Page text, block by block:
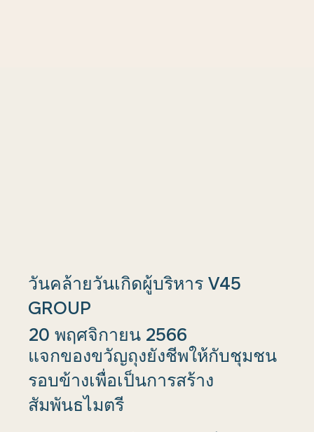
วันคล้ายวันเกิดผู้บริหาร V45
GROUP
20 พฤศจิกายน 2566
แจกของขวัญถุงยังชีพให้กับชุมชน
รอบข้างเพื่อเป็นการสร้าง
สัมพันธไมตรี